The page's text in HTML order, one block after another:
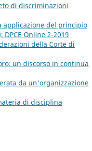
di discriminazioni
applicazione del principio
DPCE Online 2-2019
della Corte di
un discorso in continua
da un'organizzazione
di disciplina